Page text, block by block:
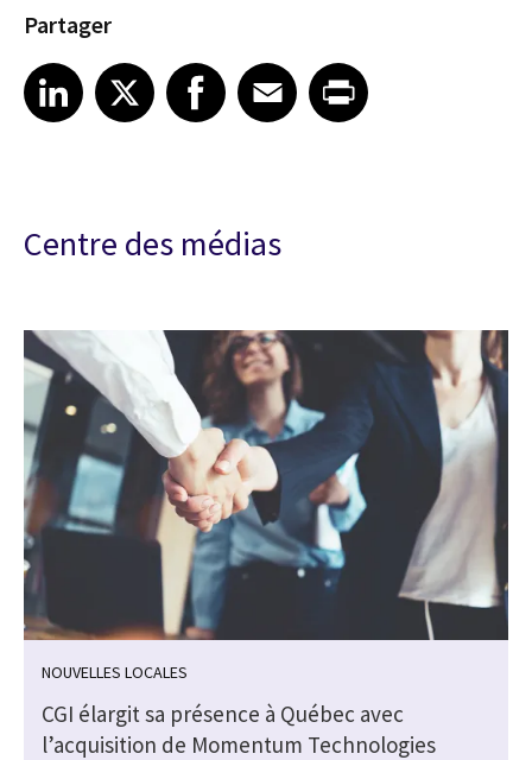
Partager
Share article on LinkedIn
LinkedIn
Share article on XShare article on Facebook
Facebook
Share article on Email
EmailShare article on Print
Centre des médias
NOUVELLES LOCALES
CGI élargit sa présence à Québec avec
l’acquisition de Momentum Technologies